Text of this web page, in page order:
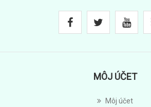
MÔJ ÚČET
Môj účet